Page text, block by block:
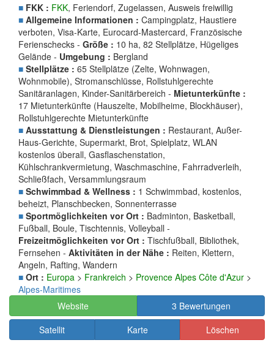
■ FKK : FKK, Feriendorf, Zugelassen, Ausweis freiwillig
■ Allgemeine Informationen : Campingplatz, Haustiere
verboten, Visa-Karte, Eurocard-Mastercard, Französische
Ferienschecks - Größe : 10 ha, 82 Stellplätze, Hügeliges
Gelände - Umgebung : Bergland
■ Stellplätze : 65 Stellplätze (Zelte, Wohnwagen,
Wohnmobile), Stromanschlüsse, Rollstuhlgerechte
Sanitäranlagen, Kinder-Sanitärbereich - Mietunterkünfte :
17 Mietunterkünfte (Hauszelte, Mobilheime, Blockhäuser),
Rollstuhlgerechte Mietunterkünfte
■ Ausstattung & Dienstleistungen : Restaurant, Außer-
Haus-Gerichte, Supermarkt, Brot, Spielplatz, WLAN
kostenlos überall, Gasflaschenstation,
Kühlschrankvermietung, Waschmaschine, Fahrradverleih,
Schließfach, Versammlungsraum
■ Schwimmbad & Wellness : 1 Schwimmbad, kostenlos,
beheizt, Planschbecken, Sonnenterrasse
■ Sportmöglichkeiten vor Ort : Badminton, Basketball,
Fußball, Boule, Tischtennis, Volleyball -
Freizeitmöglichkeiten vor Ort : Tischfußball, Bibliothek,
Fernsehen - Aktivitäten in der Nähe : Reiten, Klettern,
Angeln, Rafting, Wandern
■ Ort : Europa > Frankreich > Provence Alpes Côte d'Azur >
Alpes-Maritimes
Website
3 Bewertungen
Satellit
Karte Löschen